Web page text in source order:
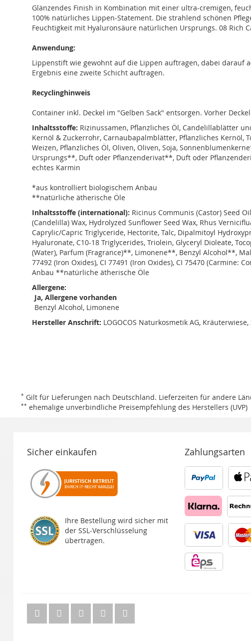
Glänzendes Finish in Kombination mit einer ultra-cremigen,
100% natürliches Lippen-Statement. Die strahlend schönen
Feuchtigkeit mit Hyaluronsäure natürlichen Ursprungs. 08 Rich
Anwendung:
Lippenstift wie gewohnt auf die Lippen auftragen, dabei darauf
Ergebnis eine zweite Schicht auftragen.
Recyclinghinweis
Container inkl. Deckel im "Gelben Sack" entsorgen. Vorher
Inhaltsstoffe: Rizinussamen, Pflanzliches Öl, Candelillablätter
Kernöl & Zuckerrohr, Carnaubapalmblätter, Pflanzliches Kernöl,
Weizen, Pflanzliches Öl, Oliven, Oliven, Soja,
Ursprungs**, Duft oder Pflanzenderivat**, Duft oder
echtes Karmin
*aus kontrolliert biologischem Anbau
**natürliche ätherische Öle
Inhaltsstoffe (international): Ricinus Communis (Castor) Seed
(Candelilla) Wax, Hydrolyzed Sunflower Seed Wax, Rhus
Caprylic/Capric Triglyceride, Hectorite, Talc, Dipalmitoyl
Hyaluronate, C10-18 Triglycerides, Triolein, Glyceryl Dioleate,
(Water), Parfum (Fragrance)**, Limonene**, Benzyl Alcohol**,
77492 (Iron Oxides), CI 77491 (Iron Oxides), CI 75470
Anbau **natürliche ätherische Öle
Allergene:
Ja, Allergene vorhanden
Benzyl Alcohol, Limonene
Hersteller Anschrift: LOGOCOS Naturkosmetik AG,
* Gilt für Lieferungen nach Deutschland. Lieferzeiten für andere
** ehemalige unverbindliche Preisempfehlung des Herstellers (UVP)
Sicher einkaufen
Ihre Bestellung wird sicher mit
der SSL-Verschlüsselung
übertragen.
Zahlungsarten